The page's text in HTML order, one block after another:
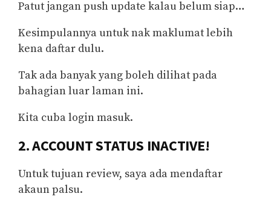
Patut jangan push update kalau belum siap…
Kesimpulannya untuk nak maklumat lebih
kena daftar dulu.
Tak ada banyak yang boleh dilihat pada
bahagian luar laman ini.
Kita cuba login masuk.
2. ACCOUNT STATUS INACTIVE!
Untuk tujuan review, saya ada mendaftar
akaun palsu.